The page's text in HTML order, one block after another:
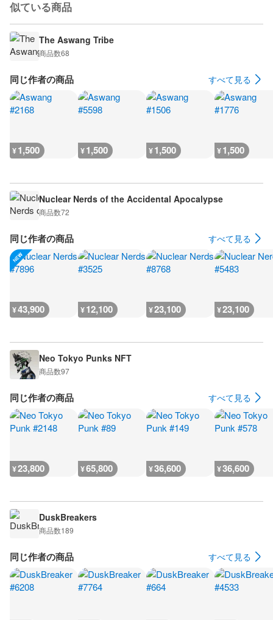
似ている商品
The Aswang Tribe
商品数68
同じ作者の商品 すべて見る
¥1,500 ¥1,500 ¥1,500 ¥1,500
Nuclear Nerds of the Accidental Apocalypse
商品数72
同じ作者の商品 すべて見る
¥43,900 ¥12,100 ¥23,100 ¥23,100
Neo Tokyo Punks NFT
商品数97
同じ作者の商品 すべて見る
¥23,800 ¥65,800 ¥36,600 ¥36,600
DuskBreakers
商品数189
同じ作者の商品 すべて見る